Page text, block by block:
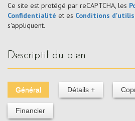
Ce site est protégé par reCAPTCHA, les
Confidentialité et es Conditions
s'appliquent.
descriptif du bien
Général Détails +
Financier